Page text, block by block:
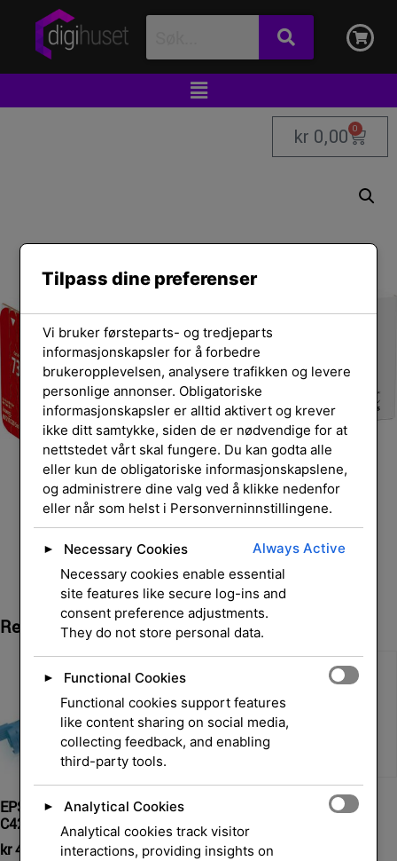
kr 0,00 0
Relaterte Produkter
EPSON Toner cyan AcuLaser
C4200
kr4 274,00 eksl. mva.
Toner Collection Container
kr599,00
Tilpass dine preferenser
Vi bruker førsteparts- og tredjeparts
informasjonskapsler for å forbedre
brukeropplevelsen, analysere trafikken og levere
personlige annonser. Obligatoriske
informasjonskapsler er alltid aktivert og krever
ikke ditt samtykke, siden de er nødvendige for at
nettstedet vårt skal fungere. Du kan godta alle
eller kun de obligatoriske informasjonskapslene,
og administrere dine valg ved å klikke nedenfor
eller når som helst i Personverninnstillingene.
► Necessary Cookies
Always Active
Necessary cookies enable essential
site features like secure log-ins and
consent preference adjustments.
They do not store personal data.
►
Functional Cookies
Functional cookies support features
like content sharing on social media,
collecting feedback, and enabling
third-party tools.
►
Analytical Cookies
Analytical cookies track visitor
interactions, providing insights on